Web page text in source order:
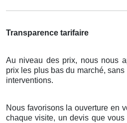
Transparence tarifaire
Au niveau des prix, nous nous
prix les plus bas du marché,
interventions.
Nous favorisons la ouverture en
chaque visite, un devis que vous